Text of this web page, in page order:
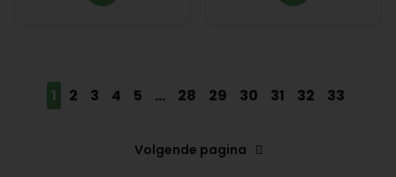
1 2 3 4 5 ... 28 29 30 31 32 33
Volgende pagina